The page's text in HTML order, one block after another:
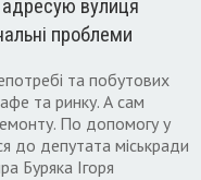
вулиця
проблеми
та побутових
та ринку. А сам
По допомогу у
до депутата міськради
Буряка Ігоря